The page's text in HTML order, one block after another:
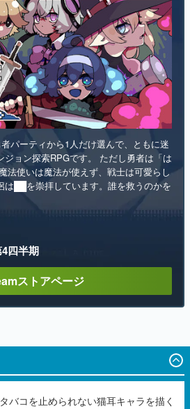
パーティから1人だけ選んで、ともに迷
ョン探索RPGです。 ただし勇者は「は
法使いは魔法が使えず、戦士は可愛らし
は██を崇拝しています。誰を救うのかを
四半期
ストアページ
タバコを止められない猫耳キャラを描く